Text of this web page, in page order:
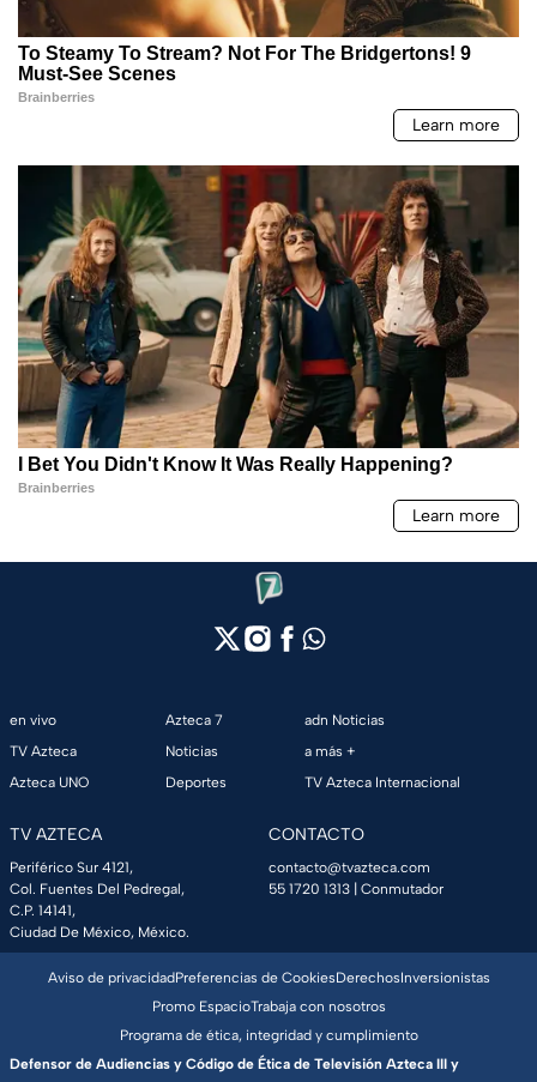
en vivo
TV Azteca
Azteca UNO
Azteca 7
Noticias
Deportes
adn Noticias
a más +
TV Azteca Internacional
TV AZTECA
Periférico Sur 4121,
Col. Fuentes Del Pedregal,
C.P. 14141,
Ciudad De México, México.
CONTACTO
contacto@tvazteca.com
55 1720 1313 | Conmutador
Aviso de privacidadPreferencias de CookiesDerechosInversionistas
Promo EspacioTrabaja con nosotros
Programa de ética, integridad y cumplimiento
Defensor de Audiencias y Código de Ética de Televisión Azteca III y